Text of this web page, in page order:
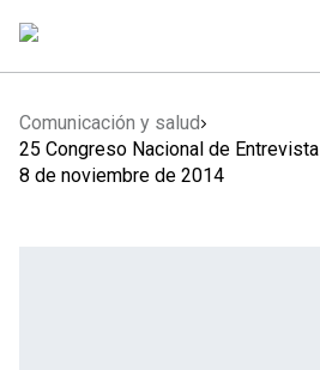
Comunicación y salud
25 Congreso Nacional de
8 de noviembre de 2014